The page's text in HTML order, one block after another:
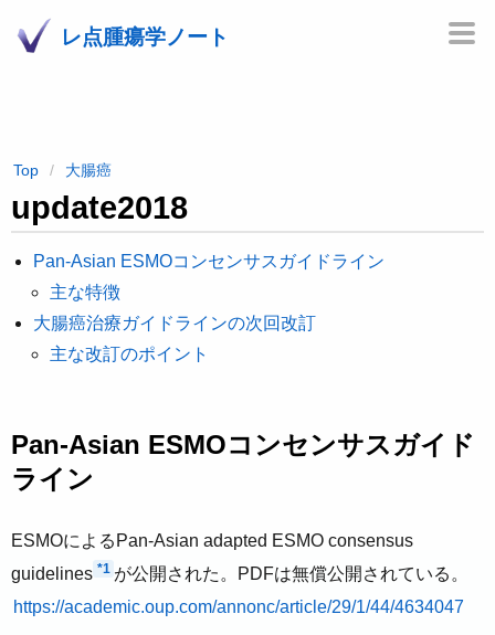
レ点腫瘍学ノート
Top 大腸癌
update2018
Pan-Asian ESMOコンセンサスガイドライン
主な特徴
大腸癌治療ガイドラインの次回改訂
主な改訂のポイント
Pan-Asian ESMOコンセンサスガイド
ライン
ESMOによるPan-Asian adapted ESMO consensus
guidelines *1 が公開された。PDFは無償公開されている。
https://academic.oup.com/annonc/article/29/1/44/4634047